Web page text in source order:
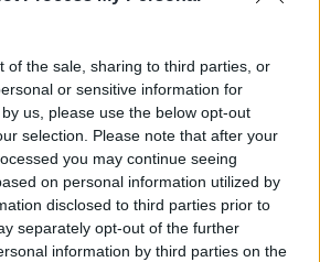
of the sale, sharing to third parties, or
or sensitive information for
us, please use the below opt-out
selection. Please note that after your
you may continue seeing
on personal information utilized by
disclosed to third parties prior to
separately opt-out of the further
information by third parties on the
i
jeta
Zyrtare, Fisnik Asllani
transferohet te RB Leipzig
për 30 milionë euro